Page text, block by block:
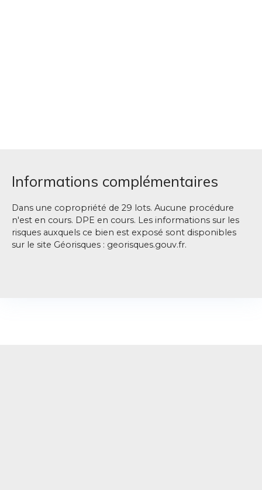
Informations complémentaires
Dans une copropriété de 29 lots. Aucune procédure
n'est en cours. DPE en cours. Les informations sur les
risques auxquels ce bien est exposé sont disponibles
sur le site Géorisques : georisques.gouv.fr.